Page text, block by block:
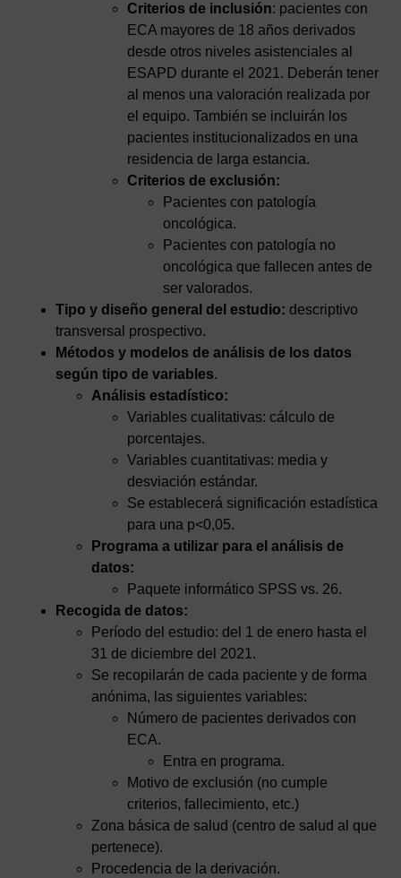
Criterios de inclusión: pacientes con
ECA mayores de 18 años derivados
desde otros niveles asistenciales al
ESAPD durante el 2021. Deberán tener
al menos una valoración realizada por
el equipo. También se incluirán los
pacientes institucionalizados en una
residencia de larga estancia.
Criterios de exclusión:
Pacientes con patología
oncológica.
Pacientes con patología no
oncológica que fallecen antes de
ser valorados.
Tipo y diseño general del estudio: descriptivo
transversal prospectivo.
Métodos y modelos de análisis de los datos
según tipo de variables.
Análisis estadístico:
Variables cualitativas: cálculo de
porcentajes.
Variables cuantitativas: media y
desviación estándar.
Se establecerá significación estadística
para una p<0,05.
Programa a utilizar para el análisis de
datos:
Paquete informático SPSS vs. 26.
Recogida de datos:
Período del estudio: del 1 de enero hasta el
31 de diciembre del 2021.
Se recopilarán de cada paciente y de forma
anónima, las siguientes variables:
Número de pacientes derivados con
ECA.
Entra en programa.
Motivo de exclusión (no cumple
criterios, fallecimiento, etc.)
Zona básica de salud (centro de salud al que
pertenece).
Procedencia de la derivación.